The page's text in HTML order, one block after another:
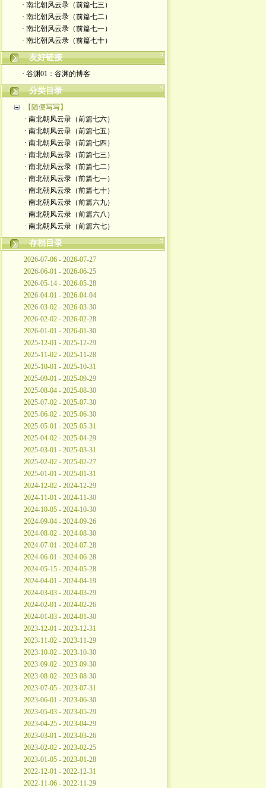
· 南北朝风云录（前篇七三）
· 南北朝风云录（前篇七二）
· 南北朝风云录（前篇七一）
· 南北朝风云录（前篇七十）
友好链接
· 谷渊01：谷渊的博客
分类目录
【随便写写】
· 南北朝风云录（前篇七六）
· 南北朝风云录（前篇七五）
· 南北朝风云录（前篇七四）
· 南北朝风云录（前篇七三）
· 南北朝风云录（前篇七二）
· 南北朝风云录（前篇七一）
· 南北朝风云录（前篇七十）
· 南北朝风云录（前篇六九）
· 南北朝风云录（前篇六八）
· 南北朝风云录（前篇六七）
存档目录
2026-07-06 - 2026-07-27
2026-06-01 - 2026-06-25
2026-05-14 - 2026-05-28
2026-04-01 - 2026-04-04
2026-03-02 - 2026-03-30
2026-02-02 - 2026-02-28
2026-01-01 - 2026-01-30
2025-12-01 - 2025-12-29
2025-11-02 - 2025-11-28
2025-10-01 - 2025-10-31
2025-09-01 - 2025-09-29
2025-08-04 - 2025-08-30
2025-07-02 - 2025-07-30
2025-06-02 - 2025-06-30
2025-05-01 - 2025-05-31
2025-04-02 - 2025-04-29
2025-03-01 - 2025-03-31
2025-02-02 - 2025-02-27
2025-01-01 - 2025-01-31
2024-12-02 - 2024-12-29
2024-11-01 - 2024-11-30
2024-10-05 - 2024-10-30
2024-09-04 - 2024-09-26
2024-08-02 - 2024-08-30
2024-07-01 - 2024-07-28
2024-06-01 - 2024-06-28
2024-05-15 - 2024-05-28
2024-04-01 - 2024-04-19
2024-03-03 - 2024-03-29
2024-02-01 - 2024-02-26
2024-01-03 - 2024-01-30
2023-12-01 - 2023-12-31
2023-11-02 - 2023-11-29
2023-10-02 - 2023-10-30
2023-09-02 - 2023-09-30
2023-08-02 - 2023-08-30
2023-07-05 - 2023-07-31
2023-06-01 - 2023-06-30
2023-05-03 - 2023-05-29
2023-04-25 - 2023-04-29
2023-03-01 - 2023-03-26
2023-02-02 - 2023-02-25
2023-01-05 - 2023-01-28
2022-12-01 - 2022-12-31
2022-11-06 - 2022-11-29